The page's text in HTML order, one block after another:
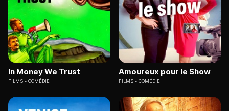
In Money We Trust
FILMS COMÉDIE
Amoureux pour le Show
FILMS COMÉDIE